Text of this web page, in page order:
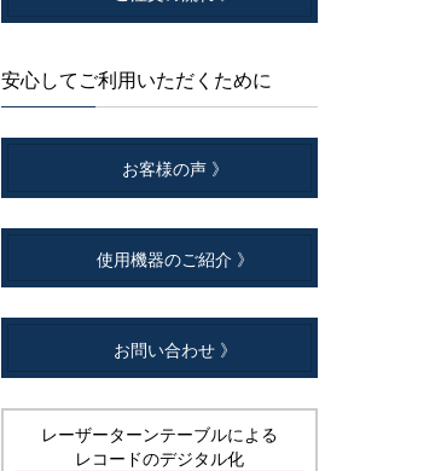
安心してご利用いただくために
お客様の声 》
使用機器のご紹介 》
お問い合わせ 》
レーザーターンテーブルによる
レコードのデジタル化